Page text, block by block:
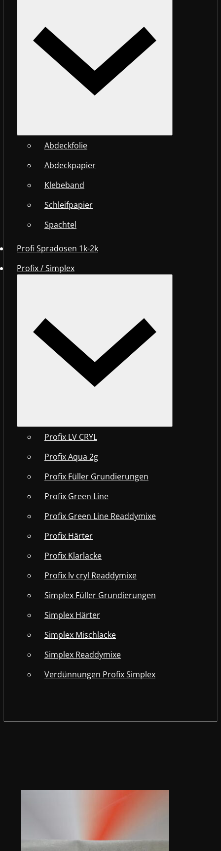
Abdeckfolie
Abdeckpapier
Klebeband
Schleifpapier
Spachtel
Profi Spradosen 1k-2k
Profix / Simplex
Profix LV CRYL
Profix Aqua 2g
Profix Füller Grundierungen
Profix Green Line
Profix Green Line Readdymixe
Profix Härter
Profix Klarlacke
Profix lv cryl Readdymixe
Simplex Füller Grundierungen
Simplex Härter
Simplex Mischlacke
Simplex Readdymixe
Verdünnungen Profix Simplex